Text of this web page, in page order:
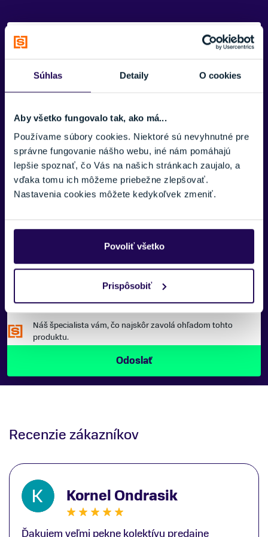
Súhlas Detaily O cookies
Aby všetko fungovalo tak, ako má...
Používame súbory cookies. Niektoré sú nevyhnutné pre
správne fungovanie nášho webu, iné nám pomáhajú
lepšie spoznať, čo Vás na našich stránkach zaujalo, a
vďaka tomu ich môžeme priebežne zlepšovať.
Nastavenia cookies môžete kedykoľvek zmeniť.
Povoliť všetko
Prispôsobiť
Potrebujete viac informácii? Sme tu
pre vás.
E-MAIL:
TELEFÓNNE ČÍSLO:
Náš špecialista vám, čo najskôr zavolá ohľadom tohto
produktu.
Recenzie zákazníkov
Kornel Ondrasik
Ďakujem veľmi pekne kolektívu predajne